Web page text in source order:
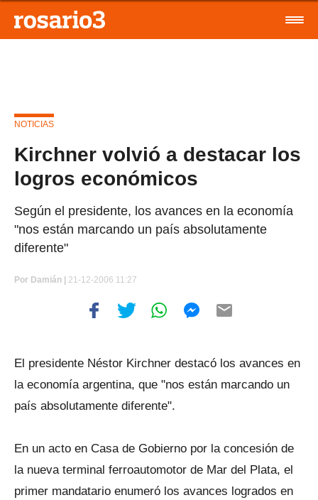
NOTICIAS
Kirchner volvió a destacar los
logros económicos
Según el presidente, los avances en la economía
"nos están marcando un país absolutamente
diferente"
Por Damián | 21-12-2006 11:27
El presidente Néstor Kirchner destacó los avances en
la economía argentina, que "nos están marcando un
país absolutamente diferente".
En un acto en Casa de Gobierno por la concesión de
la nueva terminal ferroautomotor de Mar del Plata, el
primer mandatario enumeró los avances logrados en